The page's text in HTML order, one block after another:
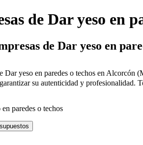
de Dar yeso en
de Dar yeso en
Dar yeso en paredes o techos en Alcorcón
su autenticidad y profesionalidad.
paredes o techos